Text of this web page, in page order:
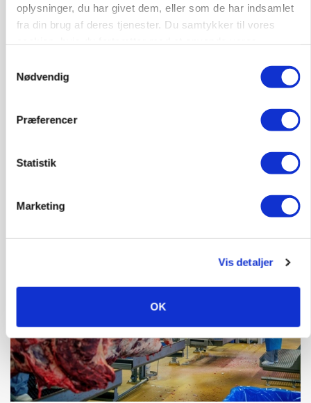
oplysninger, du har givet dem, eller som de har indsamlet
fra din brug af deres tjenester. Du samtykker til vores
Nødvendig
Præferencer
Statistik
Marketing
Vis detaljer
OK
Grisebestanden stiger trods svagere
avlsbestand